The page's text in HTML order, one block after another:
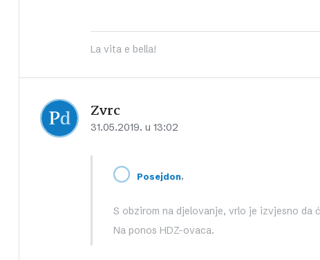
La vita e bella!
Zvrc
31.05.2019. u 13:02
Posejdon,
S obzirom na djelovanje, vrlo je izvjesno da
Na ponos HDZ-ovaca.